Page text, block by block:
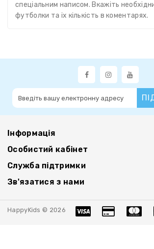
спеціальним написом. Вкажіть
футболки та іх кількість в коментарях.
Інформація
Особистий кабінет
Служба підтримки
Зв'язатися з нами
HappyKids © 2026